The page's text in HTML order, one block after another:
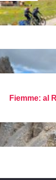
Fiemme: al